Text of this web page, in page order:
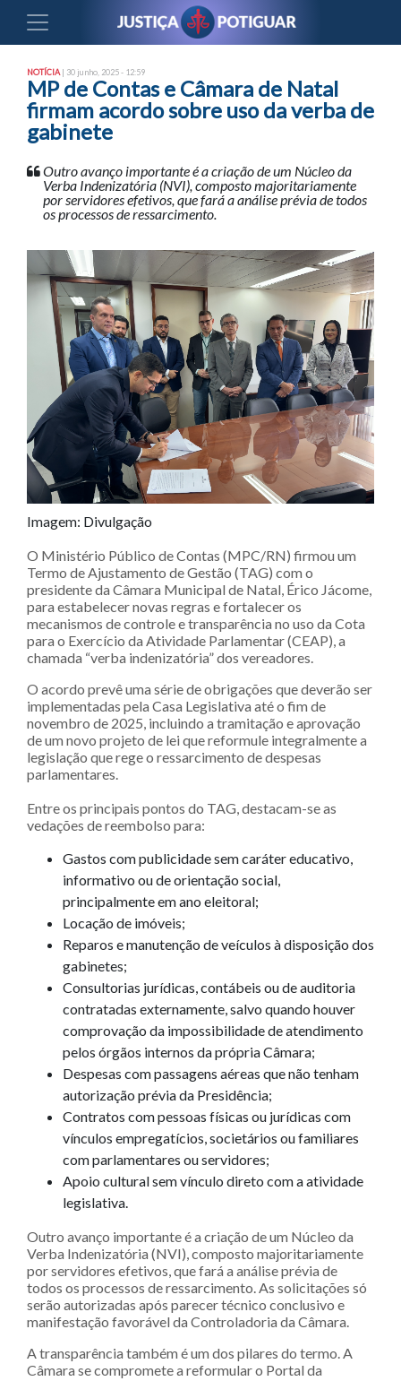
NOTÍCIA | 30 junho, 2025 - 12:59
MP de Contas e Câmara de Natal
firmam acordo sobre uso da verba de
gabinete
Outro avanço importante é a criação de um Núcleo da
Verba Indenizatória (NVI), composto majoritariamente
por servidores efetivos, que fará a análise prévia de todos
os processos de ressarcimento.
Imagem: Divulgação
O Ministério Público de Contas (MPC/RN) firmou um
Termo de Ajustamento de Gestão (TAG) com o
presidente da Câmara Municipal de Natal, Érico Jácome,
para estabelecer novas regras e fortalecer os
mecanismos de controle e transparência no uso da Cota
para o Exercício da Atividade Parlamentar (CEAP), a
chamada “verba indenizatória” dos vereadores.
O acordo prevê uma série de obrigações que deverão ser
implementadas pela Casa Legislativa até o fim de
novembro de 2025, incluindo a tramitação e aprovação
de um novo projeto de lei que reformule integralmente a
legislação que rege o ressarcimento de despesas
parlamentares.
Entre os principais pontos do TAG, destacam-se as
vedações de reembolso para:
Gastos com publicidade sem caráter educativo,
informativo ou de orientação social,
principalmente em ano eleitoral;
Locação de imóveis;
Reparos e manutenção de veículos à disposição dos
gabinetes;
Consultorias jurídicas, contábeis ou de auditoria
contratadas externamente, salvo quando houver
comprovação da impossibilidade de atendimento
pelos órgãos internos da própria Câmara;
Despesas com passagens aéreas que não tenham
autorização prévia da Presidência;
Contratos com pessoas físicas ou jurídicas com
vínculos empregatícios, societários ou familiares
com parlamentares ou servidores;
Apoio cultural sem vínculo direto com a atividade
legislativa.
Outro avanço importante é a criação de um Núcleo da
Verba Indenizatória (NVI), composto majoritariamente
por servidores efetivos, que fará a análise prévia de
todos os processos de ressarcimento. As solicitações só
serão autorizadas após parecer técnico conclusivo e
manifestação favorável da Controladoria da Câmara.
A transparência também é um dos pilares do termo. A
Câmara se compromete a reformular o Portal da